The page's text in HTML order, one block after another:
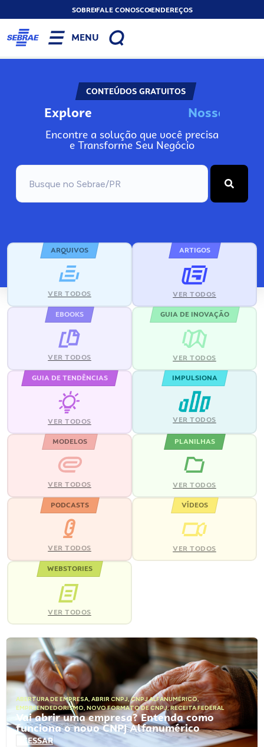
SOBREFALE CONOSCOENDEREÇOS
MENU
CONTEÚDOS GRATUITOS
Explore Nosso
Encontre a solução que você precisa
e Transforme Seu Negócio
ARQUIVOS
VER TODOS
ARTIGOS
VER TODOS
EBOOKS
VER TODOS
GUIA DE INOVAÇÃO
VER TODOS
GUIA DE TENDÊNCIAS
VER TODOS
IMPULSIONA
VER TODOS
MODELOS
VER TODOS
PLANILHAS
VER TODOS
PODCASTS
VER TODOS
VÍDEOS
VER TODOS
WEBSTORIES
VER TODOS
ABERTURA DE EMPRESA, ABRIR CNPJ,CNPJ ALFANUMÉRICO,
EMPREENDEDORISMO, NOVO FORMATO DE CNPJ,RECEITA FEDERAL
Vai abrir uma empresa? Entenda como
funciona o novo CNPJ Alfanumérico
ACESSAR